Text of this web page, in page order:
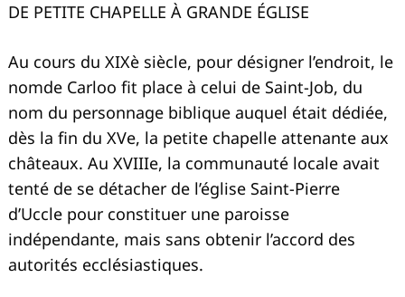
DE PETITE CHAPELLE À GRANDE ÉGLISE
Au cours du XIXè siècle, pour désigner l’endroit, le
nomde Carloo fit place à celui de Saint-Job, du
nom du personnage biblique auquel était dédiée,
dès la fin du XVe, la petite chapelle attenante aux
châteaux. Au XVIIIe, la communauté locale avait
tenté de se détacher de l’église Saint-Pierre
d’Uccle pour constituer une paroisse
indépendante, mais sans obtenir l’accord des
autorités ecclésiastiques.